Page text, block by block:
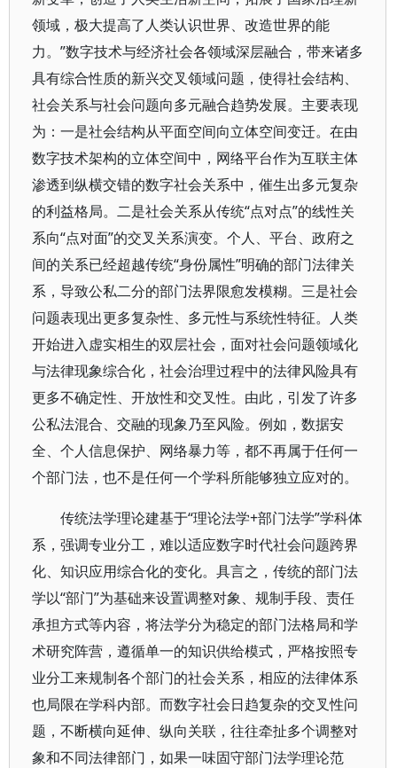
领域，极大提高了人类认识世界、改造世界的能
力。”数字技术与经济社会各领域深层融合，带来诸多
具有综合性质的新兴交叉领域问题，使得社会结构、
社会关系与社会问题向多元融合趋势发展。主要表现
为：一是社会结构从平面空间向立体空间变迁。在由
数字技术架构的立体空间中，网络平台作为互联主体
渗透到纵横交错的数字社会关系中，催生出多元复杂
的利益格局。二是社会关系从传统“点对点”的线性关
系向“点对面”的交叉关系演变。个人、平台、政府之
间的关系已经超越传统“身份属性”明确的部门法律关
系，导致公私二分的部门法界限愈发模糊。三是社会
问题表现出更多复杂性、多元性与系统性特征。人类
开始进入虚实相生的双层社会，面对社会问题领域化
与法律现象综合化，社会治理过程中的法律风险具有
更多不确定性、开放性和交叉性。由此，引发了许多
公私法混合、交融的现象乃至风险。例如，数据安
全、个人信息保护、网络暴力等，都不再属于任何一
个部门法，也不是任何一个学科所能够独立应对的。
传统法学理论建基于“理论法学+部门法学”学科体
系，强调专业分工，难以适应数字时代社会问题跨界
化、知识应用综合化的变化。具言之，传统的部门法
学以“部门”为基础来设置调整对象、规制手段、责任
承担方式等内容，将法学分为稳定的部门法格局和学
术研究阵营，遵循单一的知识供给模式，严格按照专
业分工来规制各个部门的社会关系，相应的法律体系
也局限在学科内部。而数字社会日趋复杂的交叉性问
题，不断横向延伸、纵向关联，往往牵扯多个调整对
象和不同法律部门，如果一味固守部门法学理论范